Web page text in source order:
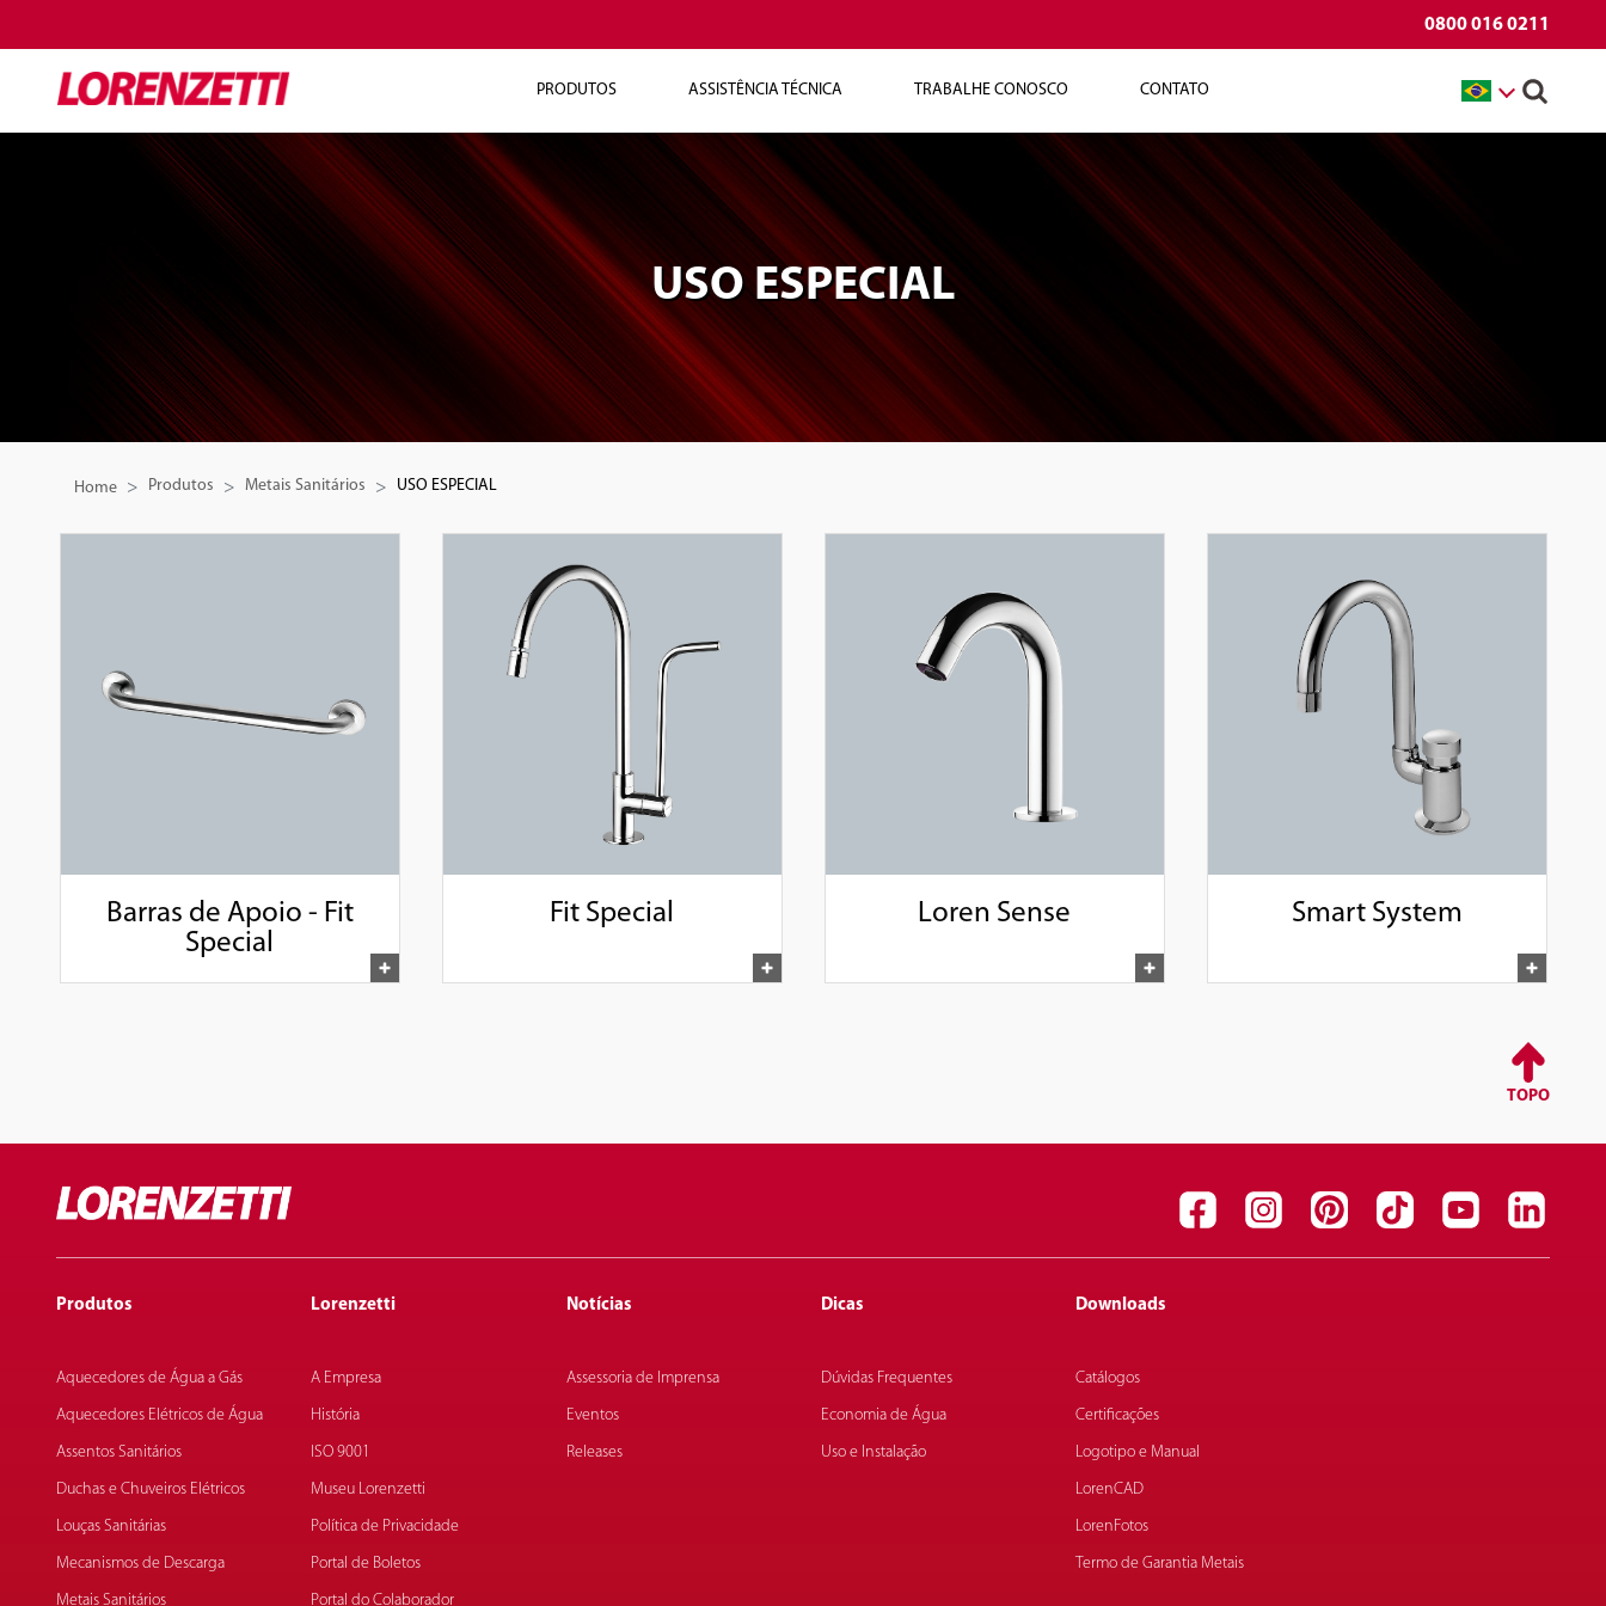
0800 016 0211
PRODUTOS ASSISTÊNCIA TÉCNICA TRABALHE CONOSCO CONTATO
USO ESPECIAL
Home Produtos Metais Sanitários USO ESPECIAL
Barras de Apoio - Fit
Special
Fit Special Loren Sense Smart System
TOPO
Produtos
Aquecedores de Água a Gás
Aquecedores Elétricos de Água
Assentos Sanitários
Duchas e Chuveiros Elétricos
Louças Sanitárias
Mecanismos de Descarga
Metais Sanitários
Lorenzetti
A Empresa
História
ISO 9001
Museu Lorenzetti
Política de Privacidade
Portal de Boletos
Portal do Colaborador
Notícias
Assessoria de Imprensa
Eventos
Releases
Dicas
Dúvidas Frequentes
Economia de Água
Uso e Instalação
Downloads
Catálogos
Certificações
Logotipo e Manual
LorenCAD
LorenFotos
Termo de Garantia Metais